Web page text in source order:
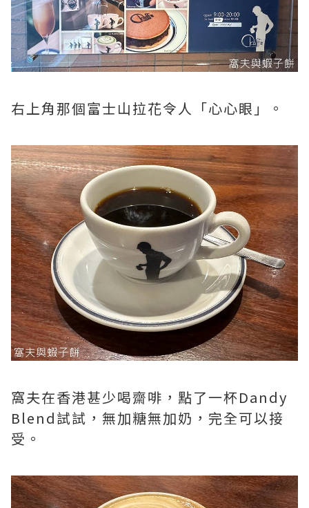
右上角那個富士山拉花令人「心心眼」。
窩夫在香港甚少喝齋啡，點了一杯Dandy
Blend試試，無加糖無加奶，完全可以接
受。